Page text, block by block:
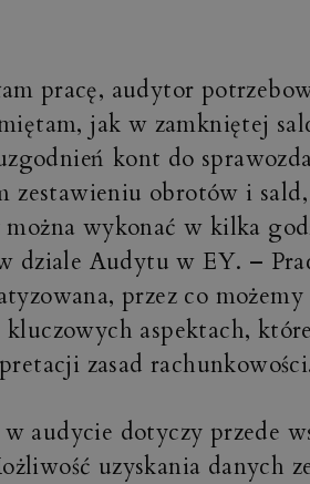
pracę, audytor
jak w zamkniętej
kont do
zestawieniu obrotów i
można wykonać w kilka
dziale Audytu w EY. –
przez co
aspektach,
zasad
audycie dotyczy przede
uzyskania danych